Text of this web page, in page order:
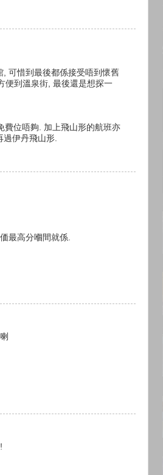
可惜到最後都係接受唔到懷舊
便到溫泉街, 最後還是想探一
費位唔夠. 加上飛山形的航班亦
過伊丹飛山形.
最高分嗰間就係.